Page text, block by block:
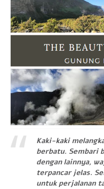
Kaki-kaki
berbatu. Sembari
dengan lainnya,
terpancar jelas.
untuk perjalanan